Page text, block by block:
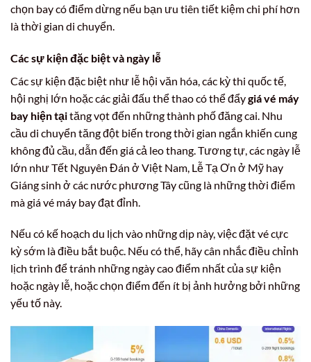
chọn bay có điểm dừng nếu bạn ưu tiên tiết kiệm chi phí hơn
là thời gian di chuyển.
Các sự kiện đặc biệt và ngày lễ
Các sự kiện đặc biệt như lễ hội văn hóa, các kỳ thi quốc tế,
hội nghị lớn hoặc các giải đấu thể thao có thể đẩygiá vé máy
bay hiện tạităng vọt đến những thành phố đăng cai. Nhu
cầu di chuyển tăng đột biến trong thời gian ngắn khiến cung
không đủ cầu, dẫn đến giá cả leo thang. Tương tự, các ngày lễ
lớn như Tết Nguyên Đán ở Việt Nam, Lễ Tạ Ơn ở Mỹ hay
Giáng sinh ở các nước phương Tây cũng là những thời điểm
mà giá vé máy bay đạt đỉnh.
Nếu có kế hoạch du lịch vào những dịp này, việc đặt vé cực
kỳ sớm là điều bắt buộc. Nếu có thể, hãy cân nhắc điều chỉnh
lịch trình để tránh những ngày cao điểm nhất của sự kiện
hoặc ngày lễ, hoặc chọn điểm đến ít bị ảnh hưởng bởi những
yếu tố này.